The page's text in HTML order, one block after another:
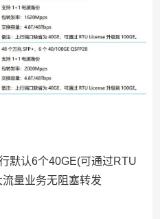
默认6个40GE(可通过RTU
量业务无阻塞转发